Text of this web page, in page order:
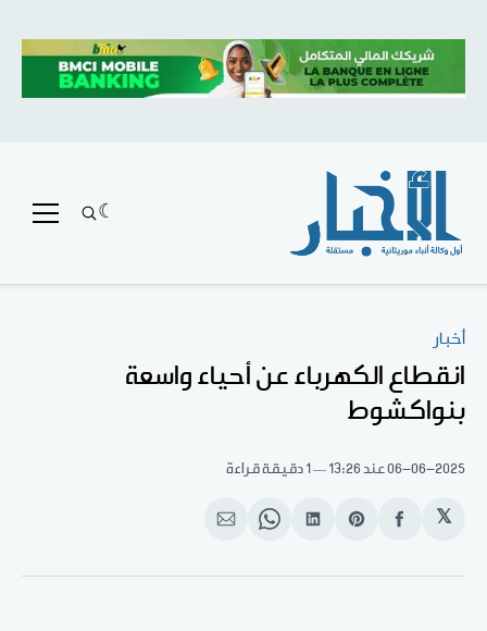
أخبار
انقطاع الكهرباء عن أحياء واسعة
بنواكشوط
06-06-2025عند 13:26 1 دقيقة قراءة
𝕏
انشر
الفيسبوك
Share
Pinterest
انشر
لينكد
Share
WhatsApp
انشر
الإيميل